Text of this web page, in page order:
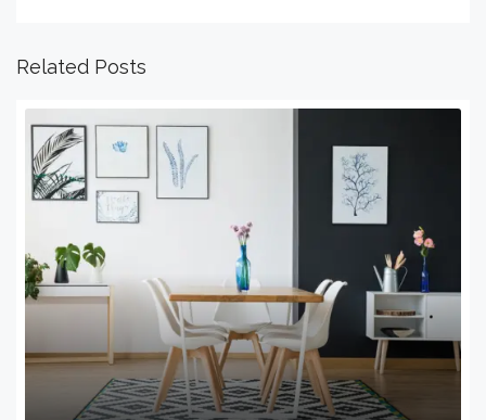
Related Posts